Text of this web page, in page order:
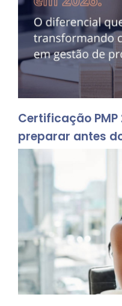
Certificação PMP
preparar antes